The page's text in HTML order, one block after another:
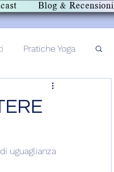
Blog & Recensioni
Pratiche Yoga
uguaglianza